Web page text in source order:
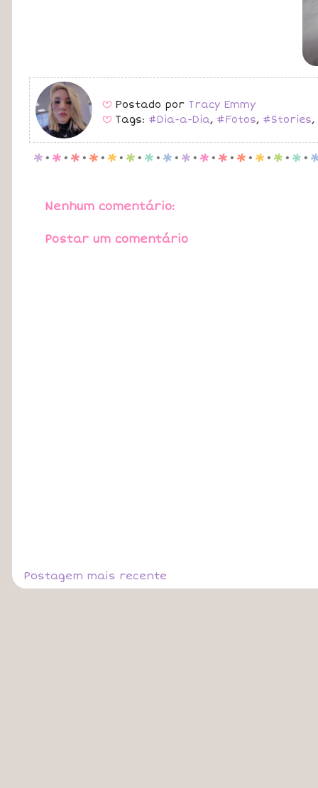
B Postado por Tracy Emmy
B Tags: #Dia-a-Dia, #Fotos, #Stories,
p . p . p . p . p . p . p . p . p . p . p . p . p . p . p .
Nenhum comentário:
Postar um comentário
Postagem mais recente